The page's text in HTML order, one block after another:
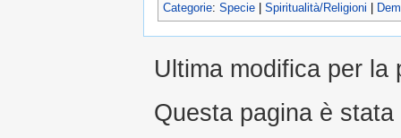
Categorie: Specie Spiritualità/Religioni
Ultima modifica per la
Questa pagina è